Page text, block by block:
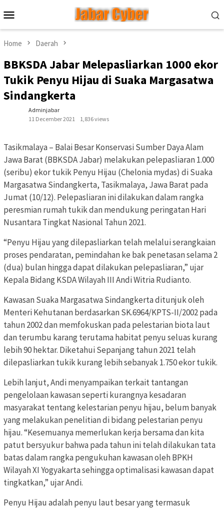
to
contentMenu
Home Daerah
BBKSDA Jabar Melepasliarkan 1000 ekor
Tukik Penyu Hijau di Suaka Margasatwa
Sindangkerta
Adminjabar
11 December 2021
1,836 views
Tasikmalaya – Balai Besar Konservasi Sumber Daya Alam
Jawa Barat (BBKSDA Jabar) melakukan pelepasliaran 1.000
(seribu) ekor tukik Penyu Hijau (Chelonia mydas) di Suaka
Margasatwa Sindangkerta, Tasikmalaya, Jawa Barat pada
Jumat (10/12). Pelepasliaran ini dilakukan dalam rangka
peresmian rumah tukik dan mendukung peringatan Hari
Nusantara Tingkat Nasional Tahun 2021.
“Penyu Hijau yang dilepasliarkan telah melalui serangkaian
proses pendaratan, pemindahan ke bak penetasan selama 2
(dua) bulan hingga dapat dilakukan pelepasliaran,” ujar
Kepala Bidang KSDA Wilayah III Andi Witria Rudianto.
Kawasan Suaka Margasatwa Sindangkerta ditunjuk oleh
Menteri Kehutanan berdasarkan SK.6964/KPTS-II/2002 pada
tahun 2002 dan memfokuskan pada pelestarian biota laut
dan terumbu karang terutama habitat penyu seluas kurang
lebih 90 hektar. Diketahui Sepanjang tahun 2021 telah
dilepasliarkan tukik kurang lebih sebanyak 1.750 ekor tukik.
Lebih lanjut, Andi menyampaikan terkait tantangan
pengelolaan kawasan seperti kurangnya kesadaran
masyarakat tentang kelestarian penyu hijau, belum banyak
yang melakukan penelitian di bidang pelestarian penyu
hijau. “Kesemuanya memerlukan kerja bersama dan kita
patut bersyukur bahwa pada tahun ini telah dilakukan tata
batas dalam rangka pengukuhan kawasan oleh BPKH
Wilayah XI Yogyakarta sehingga optimalisasi kawasan dapat
tingkatkan,” ujar Andi.
Penyu Hijau adalah penyu laut besar yang termasuk